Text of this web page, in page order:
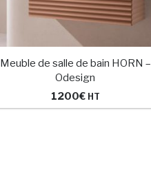
Meuble de salle de bain HORN –
Odesign
1200€ HT